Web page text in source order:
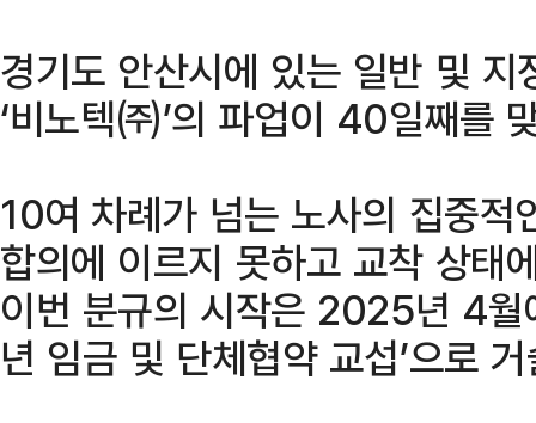
경기도 안산시에 있는 일반 및
‘비노텍㈜’의 파업이 40일째를
10여 차례가 넘는 노사의 집중적
합의에 이르지 못하고 교착 상태
이번 분규의 시작은 2025년 4
년 임금 및 단체협약 교섭’으로